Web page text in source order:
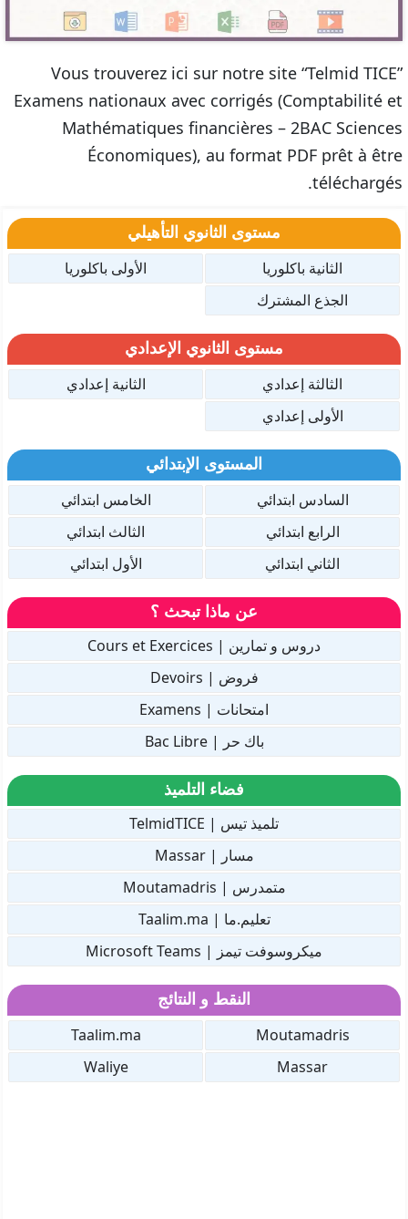
Vous trouverez ici sur notre site “Telmid TICE”
Examens nationaux avec corrigés (Comptabilité et
Mathématiques financières – 2BAC Sciences
Économiques), au format PDF prêt à être
téléchargés.
مستوى الثانوي التأهيلي
الثانية باكلوريا
الأولى باكلوريا
الجذع المشترك
مستوى الثانوي الإعدادي
الثالثة إعدادي
الثانية إعدادي
الأولى إعدادي
المستوى الإبتدائي
السادس ابتدائي
الخامس ابتدائي
الرابع ابتدائي
الثالث ابتدائي
الثاني ابتدائي
الأول ابتدائي
عن ماذا تبحث ؟
دروس و تمارين | Cours et Exercices
فروض | Devoirs
امتحانات | Examens
باك حر | Bac Libre
فضاء التلميذ
تلميذ تيس | TelmidTICE
مسار | Massar
متمدرس | Moutamadris
تعليم.ما | Taalim.ma
ميكروسوفت تيمز | Microsoft Teams
النقط و النتائج
Moutamadris
Taalim.ma
Massar
Waliye